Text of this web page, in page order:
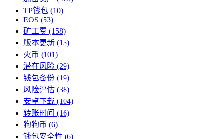
TP钱包 (10)
EOS (53)
矿工费 (158)
版本更新 (13)
火币 (101)
潜在风险 (29)
钱包备份 (19)
风险评估 (38)
安卓下载 (104)
转账时间 (16)
狗狗币 (6)
钱包安全性 (6)